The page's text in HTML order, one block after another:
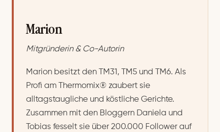
Marion
Mitgründerin & Co-Autorin
Marion besitzt den TM31, TM5 und TM6. Als
Profi am Thermomix® zaubert sie
alltagstaugliche und köstliche Gerichte.
Zusammen mit den Bloggern Daniela und
Tobias fesselt sie über 200.000 Follower auf